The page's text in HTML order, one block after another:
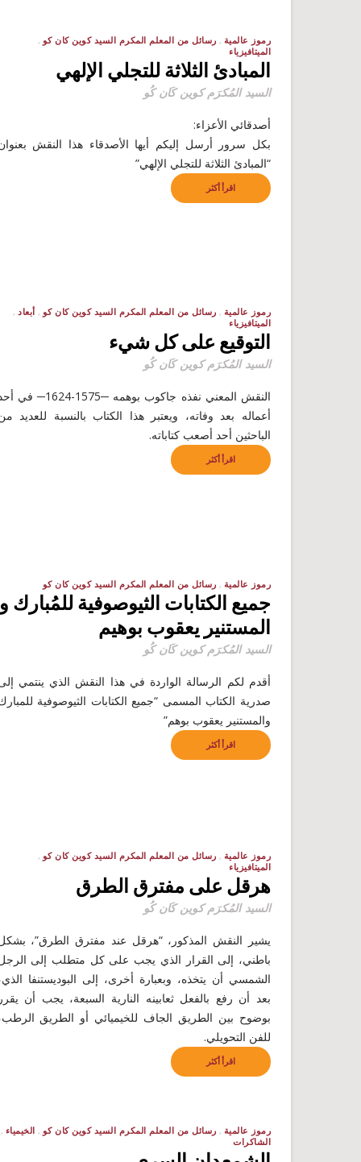
رموز عالمية
رسائل من المعلم المكرم السيد كوين كان كو
الميتافيزياء
المبادئ الثلاثة للتجلي الإلهي
السيد المُكرَم كوين كَان كُو
أصدقائي الأعزاء:
بكل سرور أرسل إليكم أيها الأصدقاء هذا النقش
“المبادئ الثلاثة للتجلي الإلهي”
اقرأ أكثر
رموز عالمية رسائل من المعلم المكرم السيد كوين كان كو
أبعاد
الميتافيزياء
التوقيع على كل شيء
السيد المُكرَم كوين كَان كُو
النقش المعني نفذه جاكوب بوهمه ─1575-1624─
أعماله بعد وفاته، ويعتبر هذا الكتاب بالنسبة للعديد
الباحثين أحد أصعب كتاباته.
اقرأ أكثر
رموز عالمية رسائل من المعلم المكرم السيد كوين كان كو
جميع الكتابات الثيوصوفية للمُبارك و
المستنير يعقوب بوهيم
السيد المُكرَم كوين كَان كُو
أقدم لكم الرسالة الواردة في هذا النقش الذي ينتمي
صدرية الكتاب المسمى “جميع الكتابات الثيوصوفية
والمستنير يعقوب بوهم”
اقرأ أكثر
رموز عالمية
رسائل من المعلم المكرم السيد كوين كان كو
الميتافيزياء
هرقل على مفترق الطرق
السيد المُكرَم كوين كَان كُو
يشير النقش المذكور، “هرقل عند مفترق الطرق”،
باطني، إلى القرار الذي يجب على كل متطلب إلى
الشمسي أن يتخذه، وبعبارة أخرى، إلى البوديستنفا
بعد أن رفع بالفعل ثعابينه النارية السبعة، يجب أن
بوضوح بين الطريق الجاف للخيميائي أو الطريق
للفن التحويلي.
اقرأ أكثر
رموز عالمية رسائل من المعلم المكرم السيد كوين كان كو
الخيمياء
الشاكرات